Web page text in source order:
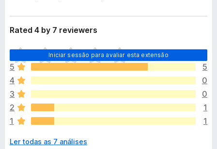
Rated 4 by 7 reviewers
Iniciar sessão para avaliar esta extensão
N
ã
o
e
x
s
t
m
5
5
4
0
3
0
2
1
1
1
Ler todas as 7 análises